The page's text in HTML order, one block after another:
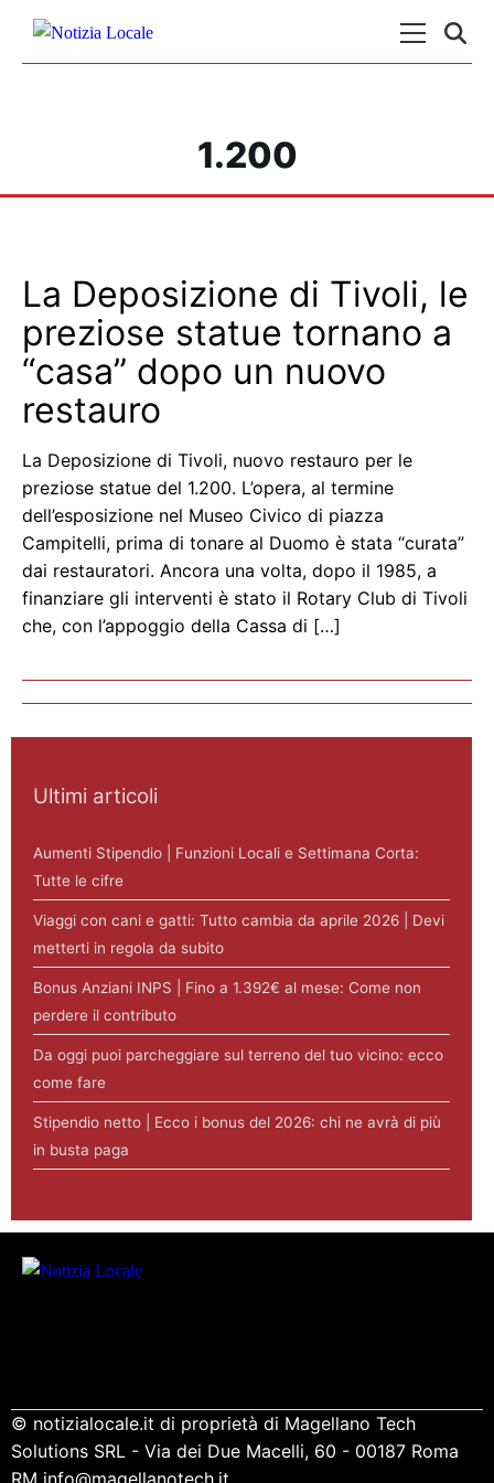
1.200
La Deposizione di Tivoli, le
preziose statue tornano a
“casa” dopo un nuovo
restauro
La Deposizione di Tivoli, nuovo restauro per le
preziose statue del 1.200. L’opera, al termine
dell’esposizione nel Museo Civico di piazza
Campitelli, prima di tonare al Duomo è stata “curata”
dai restauratori. Ancora una volta, dopo il 1985, a
finanziare gli interventi è stato il Rotary Club di Tivoli
che, con l’appoggio della Cassa di […]
Ultimi articoli
Aumenti Stipendio | Funzioni Locali e Settimana Corta:
Tutte le cifre
Viaggi con cani e gatti: Tutto cambia da aprile 2026 | Devi
metterti in regola da subito
Bonus Anziani INPS | Fino a 1.392€ al mese: Come non
perdere il contributo
Da oggi puoi parcheggiare sul terreno del tuo vicino: ecco
come fare
Stipendio netto | Ecco i bonus del 2026: chi ne avrà di più
in busta paga
© notizialocale.it di proprietà di Magellano Tech
Solutions SRL - Via dei Due Macelli, 60 - 00187 Roma
RM info@magellanotech.it